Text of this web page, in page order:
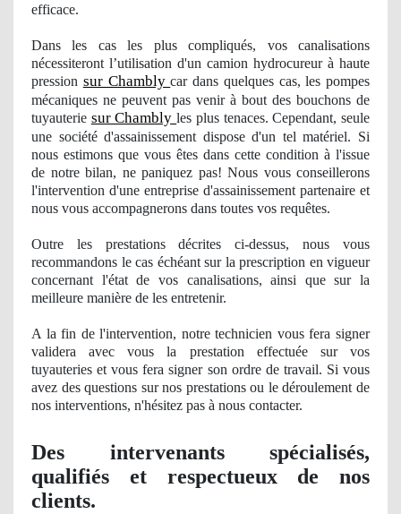
efficace.
Dans les cas les plus compliqués, voscanalisations
nécessiteront l’utilisation d'un camion hydrocureur à haute
pression sur Chamblycar dans quelques cas, les pompes
mécaniques ne peuvent pas venir à bout des bouchons de
tuyauterie sur Chamblyles plus tenaces. Cependant, seule
une société d'assainissement dispose d'un tel matériel. Si
nous estimons que vous êtes dans cette condition à l'issue
de notre bilan, ne paniquez pas! Nous vous conseillerons
l'intervention d'une entreprise d'assainissement partenaire et
nous vous accompagnerons dans toutes vos requêtes.
Outre les prestations décrites ci-dessus, nous vous
recommandons le cas échéant sur la prescription en vigueur
concernant l'état de vos canalisations, ainsi que sur la
meilleure manière de les entretenir.
A la fin de l'intervention, notre technicien vous fera signer
validera avec vous la prestation effectuée sur vos
tuyauteries et vous fera signer son ordre de travail. Si vous
avez des questions sur nos prestations ou le déroulement de
nos interventions, n'hésitez pas à nous contacter.
Des intervenants spécialisés,
qualifiés et respectueuxde nos
clients.